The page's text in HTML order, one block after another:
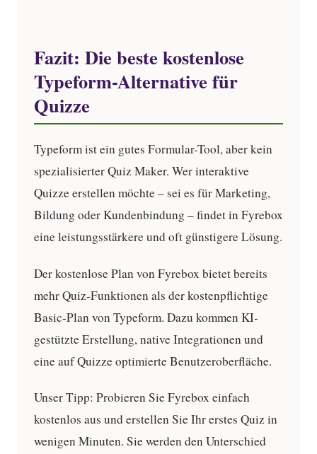
Fazit: Die beste kostenlose
Typeform-Alternative für
Quizze
Typeform ist ein gutes Formular-Tool, aber kein
spezialisierter Quiz Maker. Wer interaktive
Quizze erstellen möchte – sei es für Marketing,
Bildung oder Kundenbindung – findet in Fyrebox
eine leistungsstärkere und oft günstigere Lösung.
Der kostenlose Plan von Fyrebox bietet bereits
mehr Quiz-Funktionen als der kostenpflichtige
Basic-Plan von Typeform. Dazu kommen KI-
gestützte Erstellung, native Integrationen und
eine auf Quizze optimierte Benutzeroberfläche.
Unser Tipp: Probieren Sie Fyrebox einfach
kostenlos aus und erstellen Sie Ihr erstes Quiz in
wenigen Minuten. Sie werden den Unterschied